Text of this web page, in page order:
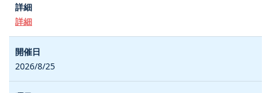
詳細
2026/8/25